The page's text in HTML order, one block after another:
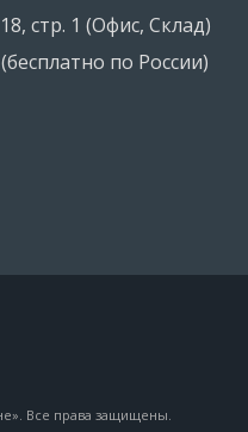
стр. 1 (Офис, Склад)
(бесплатно по России)
Все права защищены.